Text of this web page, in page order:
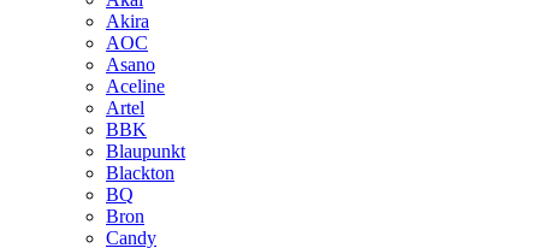
Akira
AOC
Asano
Aceline
Artel
BBK
Blaupunkt
Blackton
BQ
Bron
Candy